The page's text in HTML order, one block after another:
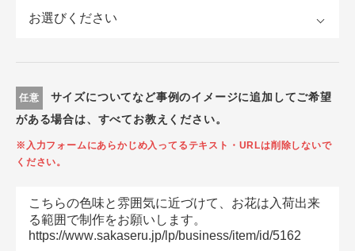
任意
サイズについてなど事例のイメージに追加してご希望
がある場合は、すべてお教えください。
※入力フォームにあらかじめ入ってるテキスト・URLは削除しないで
ください。